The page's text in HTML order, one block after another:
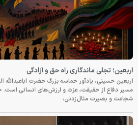
اربعین؛ تجلی ماندگاری راه حق و آزادگی
اربعین حسینی، یادآور حماسه بزرگ حضرت اباعبدالله
مسیر دفاع از حقیقت، عزت و ارزش‌های انسانی
شجاعت و بصیرت مثال‌زدنی،